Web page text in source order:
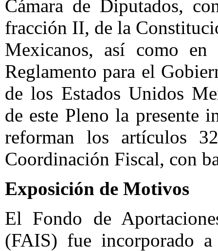
Cámara de Diputados,
fracción II, de la
Mexicanos, así como
Reglamento para el
de los Estados Unidos
de este Pleno la presente
reforman los artículos
Coordinación Fiscal, con
Exposición de Motivos
El Fondo de
(FAIS) fue incorporado